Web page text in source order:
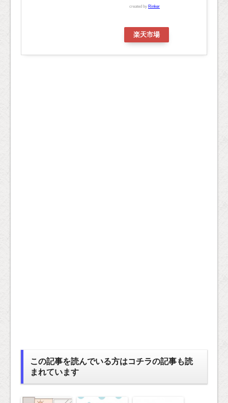
created by Rinker
楽天市場
この記事を読んでいる方はコチラの記事も読
まれています